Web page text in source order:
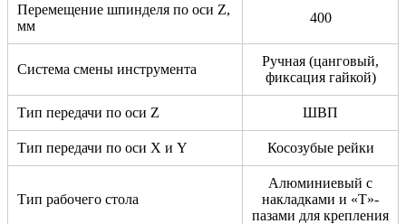
Перемещение шпинделя по оси Z,
мм
400
Система смены инструмента
Ручная (цанговый,
фиксация гайкой)
Тип передачи по оси Z ШВП
Тип передачи по оси X и Y Косозубые рейки
Тип рабочего стола
Алюминиевый с
накладками и «Т»-
пазами для крепления